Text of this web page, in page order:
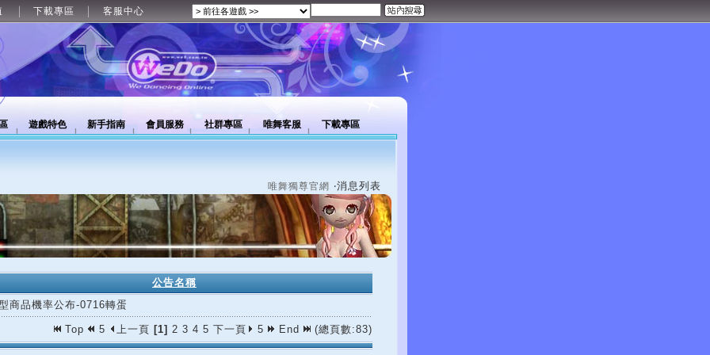
下載專區 客服中心
遊戲特色 新手指南 會員服務 社群專區 唯舞客服 下載專區
唯舞獨尊官網 ‧消息列表
公告名稱
商品機率公布-0716轉蛋
Top 5 上一頁 [1] 2 3 4 5 下一頁 5 End (總頁數:83)